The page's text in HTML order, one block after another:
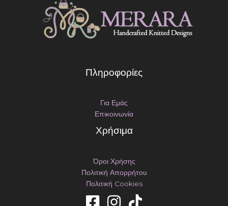
Πληροφορίες
Για Εμάς
Επικοινωνία
Χρήσιμα
Όροι Χρήσης
Πολιτική Απορρήτου
Πολιτική Cookies